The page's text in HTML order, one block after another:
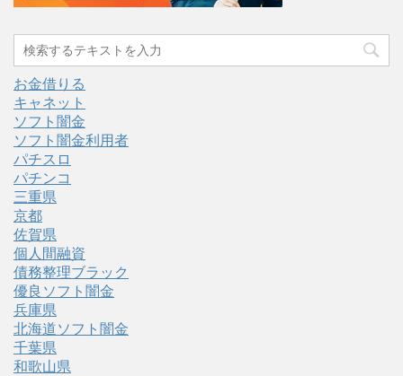
お金借りる
キャネット
ソフト闇金
ソフト闇金利用者
パチスロ
パチンコ
三重県
京都
佐賀県
個人間融資
債務整理ブラック
優良ソフト闇金
兵庫県
北海道ソフト闇金
千葉県
和歌山県